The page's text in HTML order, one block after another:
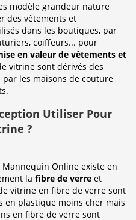
modèle grandeur nature
des vêtements et
dans les boutiques, par
coiffeurs... pour
en valeur de vêtements et
vitrine sont dérivés des
les maisons de couture
Utiliser Pour
?
Online existe en
la fibre de verre et
vitrine en fibre de verre sont
en plastique moins cher mais
en fibre de verre sont